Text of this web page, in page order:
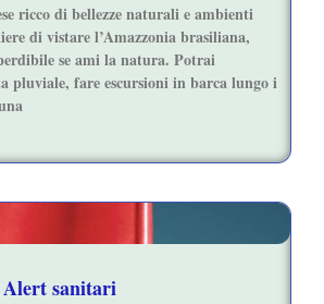
ricco di bellezze naturali e ambienti
di vistare l’Amazzonia brasiliana,
se ami la natura. Potrai
pluviale, fare escursioni in barca lungo i
Alert sanitari